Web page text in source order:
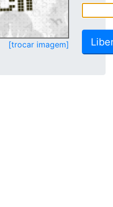
[trocar imagem]